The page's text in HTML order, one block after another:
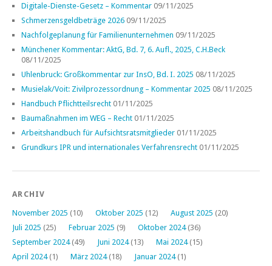
Digitale-Dienste-Gesetz – Kommentar 09/11/2025
Schmerzensgeldbeträge 2026 09/11/2025
Nachfolgeplanung für Familienunternehmen 09/11/2025
Münchener Kommentar: AktG, Bd. 7, 6. Aufl., 2025, C.H.Beck
08/11/2025
Uhlenbruck: Großkommentar zur InsO, Bd. I. 2025 08/11/2025
Musielak/Voit: Zivilprozessordnung – Kommentar 2025 08/11/2025
Handbuch Pflichtteilsrecht 01/11/2025
Baumaßnahmen im WEG – Recht 01/11/2025
Arbeitshandbuch für Aufsichtsratsmitglieder 01/11/2025
Grundkurs IPR und internationales Verfahrensrecht 01/11/2025
ARCHIV
November 2025 (10) Oktober 2025 (12) August 2025 (20)
Juli 2025 (25) Februar 2025 (9) Oktober 2024(36)
September 2024(49) Juni 2024(13) Mai 2024(15)
April 2024(1) März 2024(18) Januar 2024(1)